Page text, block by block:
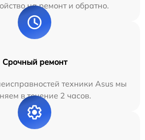
на ремонт и обратно.
Срочный ремонт
техники Asus мы
в течение 2 часов.